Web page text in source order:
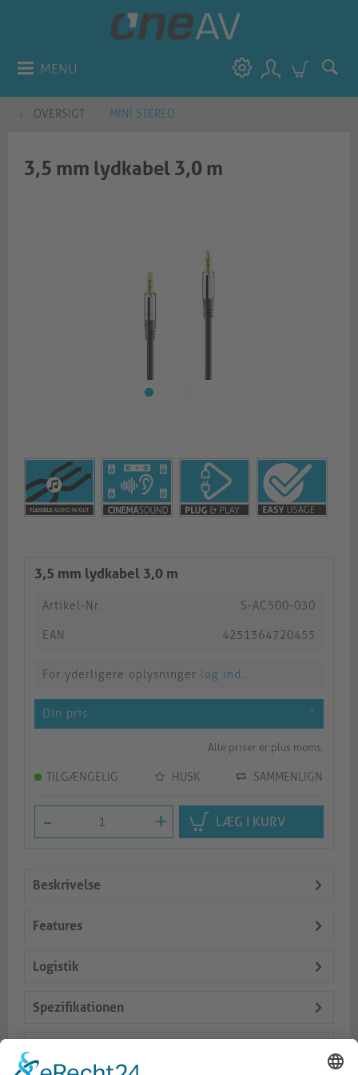
MENU
OVERSIGT MINI STEREO
3,5 mm lydkabel 3,0 m
3,5 mm lydkabel 3,0 m
Artikel-Nr. S-AC500-030
EAN 4251364720455
For yderligere oplysninger log ind..
Din pris *
Alle priser er plus moms.
TILGÆNGELIG HUSK SAMMENLIGN
- + LÆG I KURV
Beskrivelse
Features
Logistik
Spezifikationen